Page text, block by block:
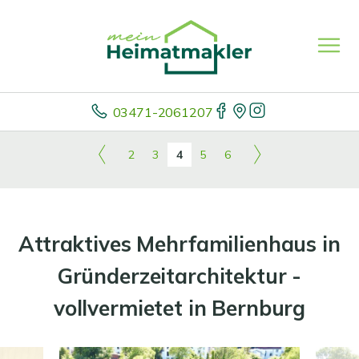
03471-2061207
2 3 4 5 6
Attraktives Mehrfamilienhaus in
Gründerzeitarchitektur -
vollvermietet in Bernburg